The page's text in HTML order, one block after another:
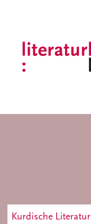
Kurdische Literatur